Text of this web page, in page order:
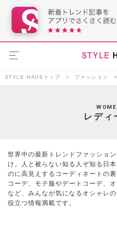
STYLE HAUSトップ ファッション
レディ
世界中の最新トレンドファッショ
け。人と被らない知る人ぞ知る日
のに高見えするコーディネートの
コーデ、モテ服やデートコーデ、
など、みんなが気になるオシャレ
役立つ情報満載です。